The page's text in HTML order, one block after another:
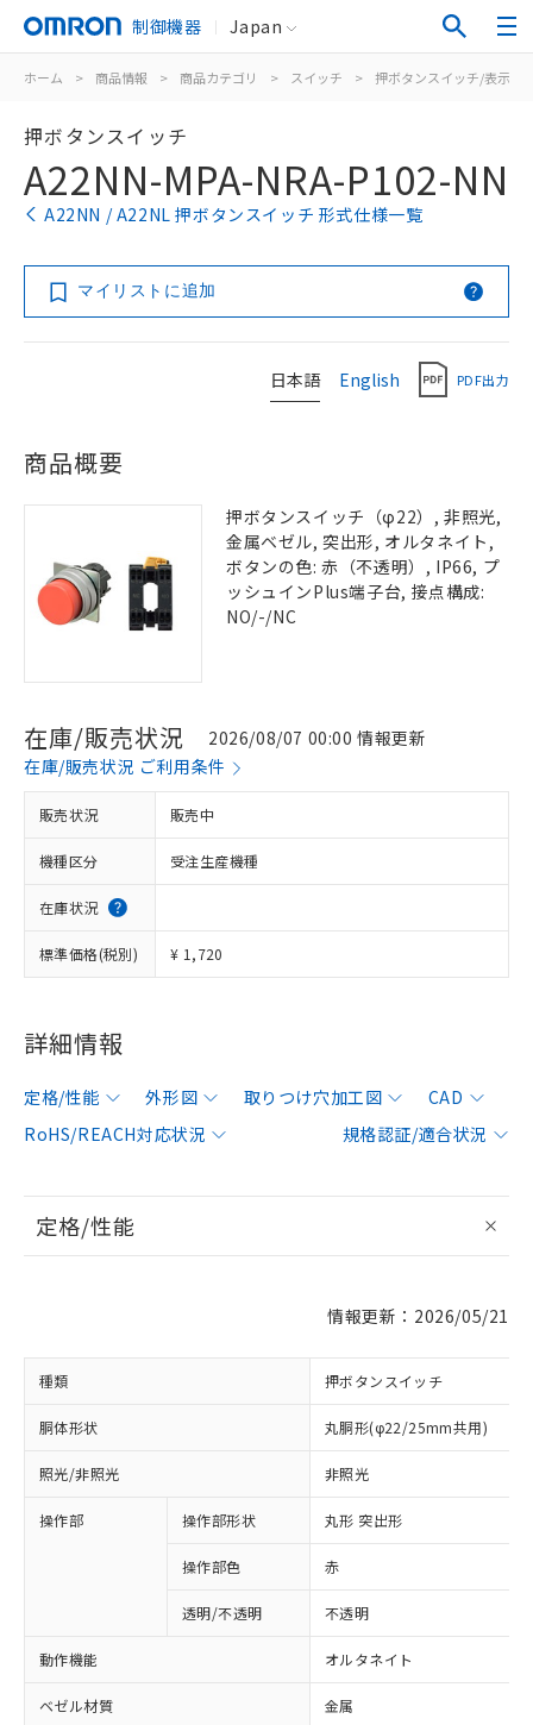
制御機器 Japan
ホーム > 商品情報 > 商品カテゴリ > スイッチ > 押ボタンスイッチ/表示灯
押ボタンスイッチ
A22NN-MPA-NRA-P102-NN
A22NN / A22NL 押ボタンスイッチ 形式仕様一覧
マイリストに追加
日本語 English PDF出力
商品概要
押ボタンスイッチ（φ22）, 非照光,
金属ベゼル, 突出形, オルタネイト,
ボタンの色: 赤（不透明）, IP66, プ
ッシュインPlus端子台, 接点構成:
NO/-/NC
在庫/販売状況
2026/08/07 00:00 情報更新
在庫/販売状況 ご利用条件
販売状況 販売中
機種区分 受注生産機種
在庫状況
標準価格(税別) ¥ 1,720
詳細情報
定格/性能 外形図 取りつけ穴加工図
CAD
RoHS/REACH対応状況
規格認証/適合状況
定格/性能
情報更新：2026/05/21
種類 押ボタンスイッチ
胴体形状 丸胴形(φ22/25mm共用)
照光/非照光 非照光
操作部 操作部形状 丸形 突出形
操作部色 赤
透明/不透明 不透明
動作機能 オルタネイト
ベゼル材質 金属